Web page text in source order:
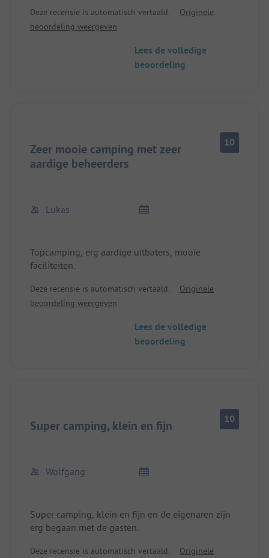
De locatie is geweldig omdat alles dichtbij is.
We voelden ons erg op ons gemak en komen zeker
Deze recensie is automatisch vertaald.
Originele
beoordeling weergeven
Lees de volledige
beoordeling
Zeer mooie camping met zeer
aardige beheerders
10
Lukas
Topcamping, erg aardige uitbaters, mooie
faciliteiten.
Deze recensie is automatisch vertaald.
Originele
beoordeling weergeven
Lees de volledige
beoordeling
Super camping, klein en fijn 10
Wolfgang
Super camping, klein en fijn en de eigenaren zijn
erg begaan met de gasten.
Deze recensie is automatisch vertaald.
Originele